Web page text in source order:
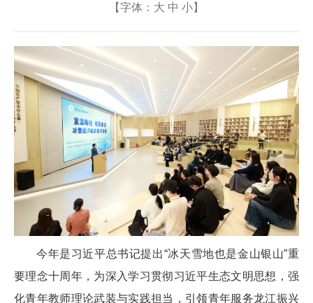
【字体： 大 中 小】
今年是习近平总书记提出“冰天雪地也是金山银山”重
要理念十周年，为深入学习贯彻习近平生态文明思想，强
化青年教师理论武装与实践担当，引领青年服务龙江振兴